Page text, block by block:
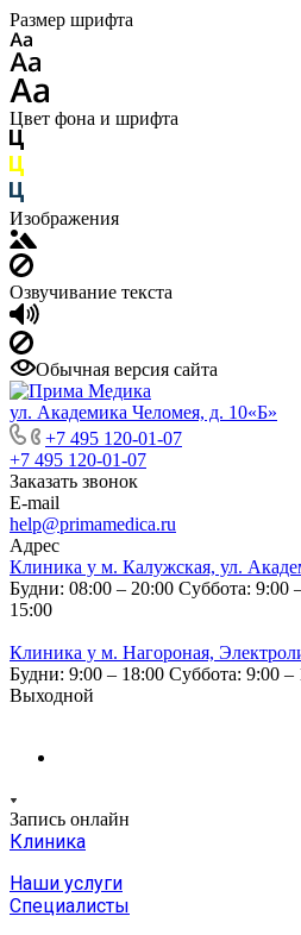
Размер шрифта
Цвет фона и шрифта
Изображения
Озвучивание текста
Обычная версия сайта
ул. Академика Челомея, д. 10«Б»
+7 495 120-01-07
+7 495 120-01-07
Заказать звонок
E-mail
help@primamedica.ru
Адрес
Клиника у м. Калужская, ул.
Будни: 08:00 – 20:00 Суббота: 9:00
15:00
Клиника у м. Нагороная,
Будни: 9:00 – 18:00 Суббота: 9:00 –
Выходной
Запись онлайн
Клиника
Наши услуги
Специалисты